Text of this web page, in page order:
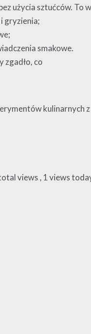
użycia sztućców. To
gryzienia;
smakowe.
zgadło, co
kulinarnych
views , 1 views